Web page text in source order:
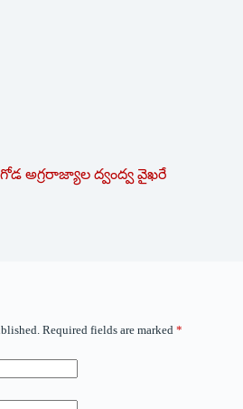
అగ్రరాజ్యాల ద్వంద్వ వైఖరే
Required fields are marked *